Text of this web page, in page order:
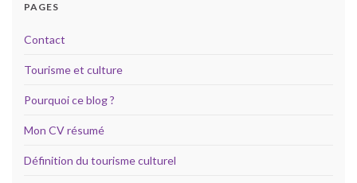
PAGES
Contact
Tourisme et culture
Pourquoi ce blog ?
Mon CV résumé
Définition du tourisme culturel